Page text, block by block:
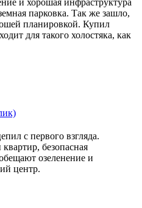
и хорошая инфраструктура
парковка. Так же зашло,
планировкой. Купил
для такого холостяка, как
с первого взгляда.
безопасная
озеленение и
центр.